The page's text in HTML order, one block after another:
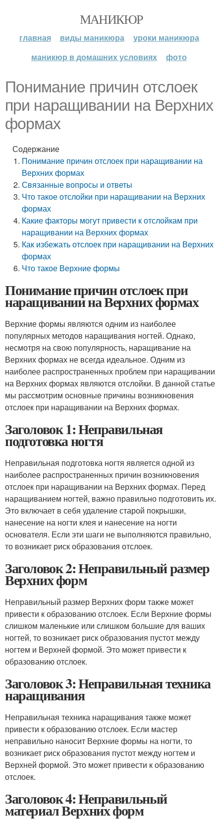
МАНИКЮР
главная виды маникюра
уроки маникюра
маникюр в домашних условиях
фото
Понимание причин отслоек
при наращивании на Верхних
формах
Содержание
Понимание причин отслоек при наращивании на
Верхних формах
Связанные вопросы и ответы
Что такое отслойки при наращивании на Верхних
формах
Какие факторы могут привести к отслойкам при
наращивании на Верхних формах
Как избежать отслоек при наращивании на Верхних
формах
Что такое Верхние формы
Понимание причин отслоек при
наращивании на Верхних формах
Верхние формы являются одним из наиболее
популярных методов наращивания ногтей. Однако,
несмотря на свою популярность, наращивание на
Верхних формах не всегда идеальное. Одним из
наиболее распространенных проблем при наращивании
на Верхних формах являются отслойки. В данной статье
мы рассмотрим основные причины возникновения
отслоек при наращивании на Верхних формах.
Заголовок 1: Неправильная
подготовка ногтя
Неправильная подготовка ногтя является одной из
наиболее распространенных причин возникновения
отслоек при наращивании на Верхних формах. Перед
наращиванием ногтей, важно правильно подготовить их.
Это включает в себя удаление старой покрышки,
нанесение на ногти клея и нанесение на ногти
основателя. Если эти шаги не выполняются правильно,
то возникает риск образования отслоек.
Заголовок 2: Неправильный размер
Верхних форм
Неправильный размер Верхних форм также может
привести к образованию отслоек. Если Верхние формы
слишком маленькие или слишком большие для ваших
ногтей, то возникает риск образования пустот между
ногтем и Верхней формой. Это может привести к
образованию отслоек.
Заголовок 3: Неправильная техника
наращивания
Неправильная техника наращивания также может
привести к образованию отслоек. Если мастер
неправильно наносит Верхние формы на ногти, то
возникает риск образования пустот между ногтем и
Верхней формой. Это может привести к образованию
отслоек.
Заголовок 4: Неправильный
материал Верхних форм